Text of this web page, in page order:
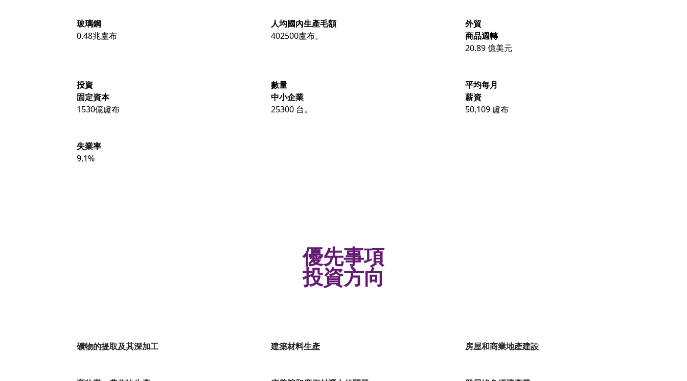
玻璃鋼
0.48兆盧布
人均國內生產毛額
402500盧布。
外貿
商品週轉
20.89 億美元
投資
固定資本
1530億盧布
數量
中小企業
25300 台。
平均每月
薪資
50,109 盧布
失業率
9,1%
優先事項
投資方向
礦物的提取及其深加工 建築材料生產 房屋和商業地產建設